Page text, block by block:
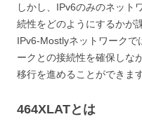
しかし、IPv6のみのネット
続性をどのようにするかが
IPv6-Mostlyネットワークで
ークとの接続性を確保しな
移行を進めることができます
464XLATとは